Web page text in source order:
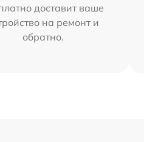
доставит ваше
на ремонт и
обратно.